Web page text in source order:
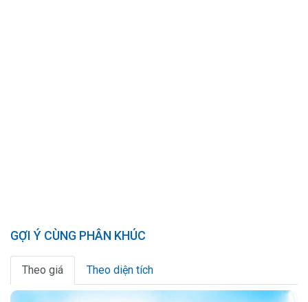
GỢI Ý CÙNG PHÂN KHÚC
Theo giá Theo diện tích